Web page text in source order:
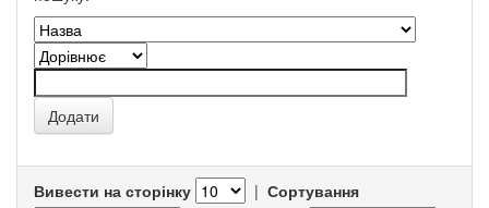
Вивести на сторінку | Сортування